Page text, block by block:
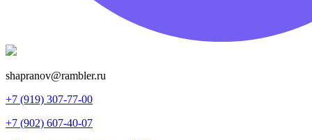
shapranov@rambler.ru
+7 (919) 307-77-00
+7 (902) 607-40-07